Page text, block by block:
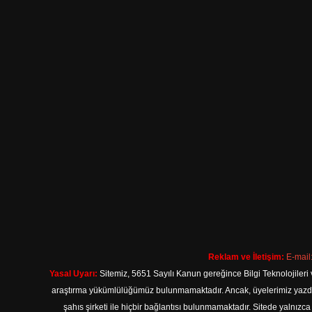
Reklam ve İletişim: E-
Yasal Uyarı: Sitemiz, 5651 Sayılı Kanun gereğince Bilgi
araştırma yükümlülüğümüz bulunmamaktadır. Ancak, üyelerimiz
şahıs şirketi ile hiçbir bağlantısı bulunmamaktadır. Sitede